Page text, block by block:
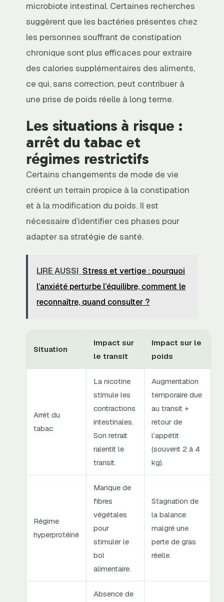
microbiote intestinal. Certaines recherches
suggèrent que les bactéries présentes chez
les personnes souffrant de constipation
chronique sont plus efficaces pour extraire
des calories supplémentaires des aliments,
ce qui, sans correction, peut contribuer à
une prise de poids réelle à long terme.
Les situations à risque :
arrêt du tabac et
régimes restrictifs
Certains changements de mode de vie
créent un terrain propice à la constipation
et à la modification du poids. Il est
nécessaire d’identifier ces phases pour
adapter sa stratégie de santé.
LIRE AUSSI Stress et vertige : pourquoi
l’anxiété perturbe l’équilibre, comment le
reconnaître, quand consulter ?
Situation
Impact sur
le transit
Impact sur le
poids
Arrêt du
tabac
La nicotine
stimule les
contractions
intestinales.
Son retrait
ralentit le
transit.
Augmentation
temporaire due
au transit +
retour de
l’appétit
(souvent 2 à 4
kg).
Régime
hyperprotéiné
Manque de
fibres
végétales
pour
stimuler le
bol
alimentaire.
Stagnation de
la balance
malgré une
perte de gras
réelle.
Absence de